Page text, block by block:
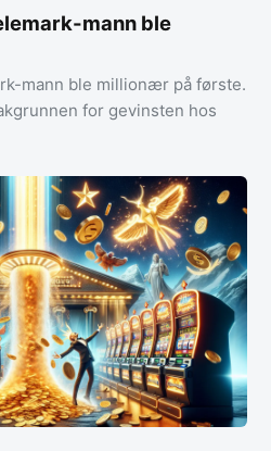
mann ble
mann ble millionær på første.
for gevinsten hos